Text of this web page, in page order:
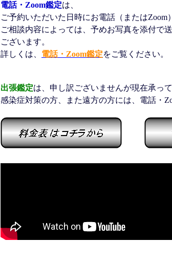
電話・Zoom鑑定は、
ご予約いただいた日時にお電話（またはZoom
ご相談内容によっては、予めお写真を添付で
ございます。
詳しくは、 電話・Zoom鑑定をご覧ください。
出張鑑定は、申し訳ございませんが現在承って
感染症対策の方、また遠方の方には、電話・